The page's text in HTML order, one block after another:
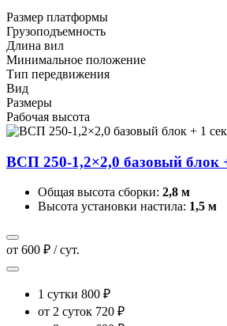
Размер платформы
Грузоподъемность
Длина вил
Минимальное положение
Тип передвижения
Вид
Размеры
Рабочая высота
ВСП 250-1,2×2,0 базовый блок
Общая высота сборки: 2,8 м
Высота установки настила: 1,5 м
от 600 ₽ / сут.
1 сутки 800 ₽
от 2 суток 720 ₽